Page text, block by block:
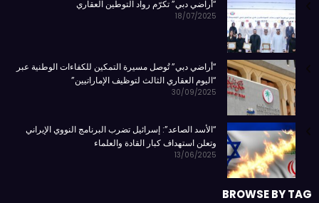
“أراضي دبي” تكرّم رواد التوطين العقاري
18/07/2025
“أراضي دبي” تُوصل مسيرة التمكين للكفاءات الوطنية عبر
“اليوم العقاري الثالث لتوظيف الإماراتيين”
30/09/2025
“الأسد الصاعد”: إسرائيل تضرب البرنامج النووي الإيراني
وتعلن استهداف كبار القادة والعلماء
13/06/2025
BROWSE BY TAG